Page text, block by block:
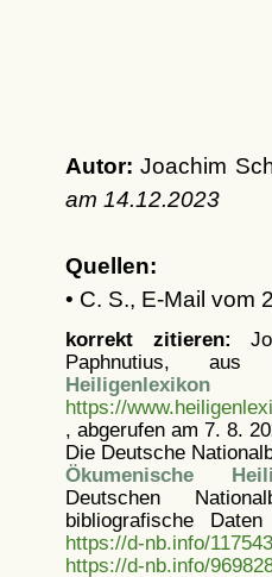
Autor: Joachim
am 14.12.2023
Quellen:
• C. S., E-Mail vom
korrekt zitieren:
Paphnutius,
Heiligenlexikon
https://
, abgerufen am 7. 8.
Die Deutsche
Ökumenische
Deutschen
bibliografische
https://d-nb.info/
https://d-nb.info/